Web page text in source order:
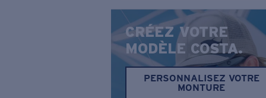
CRÉEZ VOTRE
MODÈLE COSTA.
PERSONNALISEZ VOTRE
MONTURE